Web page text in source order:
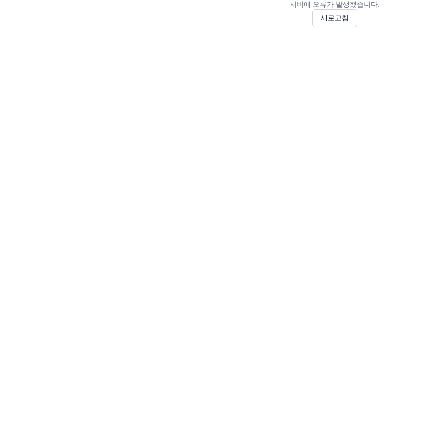
서버에 오류가 발생했습니다.
새로고침